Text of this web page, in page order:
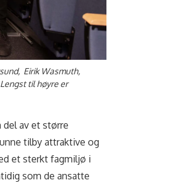
Eirik Wasmuth,
til høyre er
av et større
tilby attraktive og
et sterkt fagmiljø i
som de ansatte